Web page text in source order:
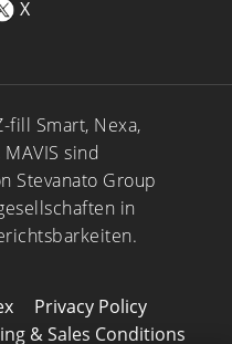
X
fill Smart, Nexa,
sind
Stevanato Group
in
Privacy Policy
& Sales Conditions